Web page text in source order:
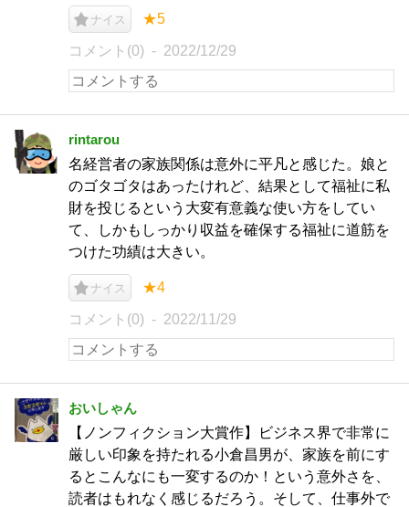
ナイス ★5
コメント(0) 2022/12/29
rintarou
名経営者の家族関係は意外に平凡と感じた。娘と
のゴタゴタはあったけれど、結果として福祉に私
財を投じるという大変有意義な使い方をしてい
て、しかもしっかり収益を確保する福祉に道筋を
つけた功績は大きい。
ナイス ★4
コメント(0) 2022/11/29
おいしゃん
【ノンフィクション大賞作】ビジネス界で非常に
厳しい印象を持たれる小倉昌男が、家族を前にす
るとこんなにも一変するのか！という意外さを、
読者はもれなく感じるだろう。そして、仕事外で